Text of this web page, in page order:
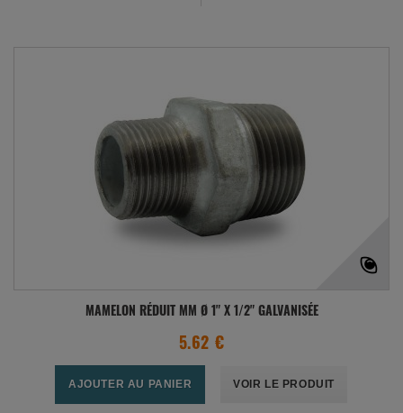
MAMELON RÉDUIT MM Ø 1" X 1/2" GALVANISÉE
5.62 €
AJOUTER AU PANIER VOIR LE PRODUIT